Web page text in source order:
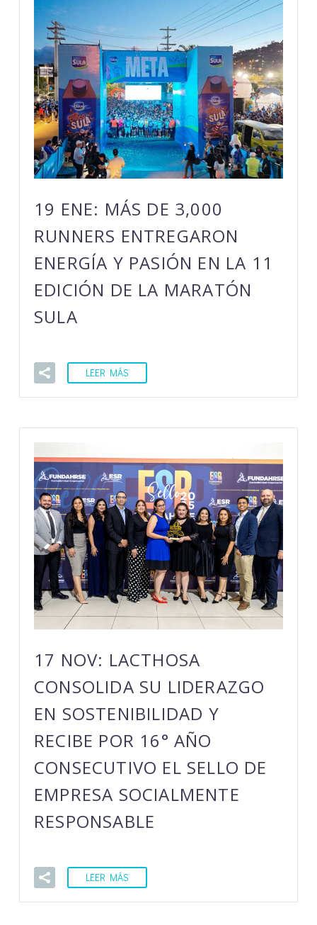
19 ENE: MÁS DE 3,000
RUNNERS ENTREGARON
ENERGÍA Y PASIÓN EN LA 11
EDICIÓN DE LA MARATÓN
SULA
LEER MÁS
17 NOV: LACTHOSA
CONSOLIDA SU LIDERAZGO
EN SOSTENIBILIDAD Y
RECIBE POR 16° AÑO
CONSECUTIVO EL SELLO DE
EMPRESA SOCIALMENTE
RESPONSABLE
LEER MÁS